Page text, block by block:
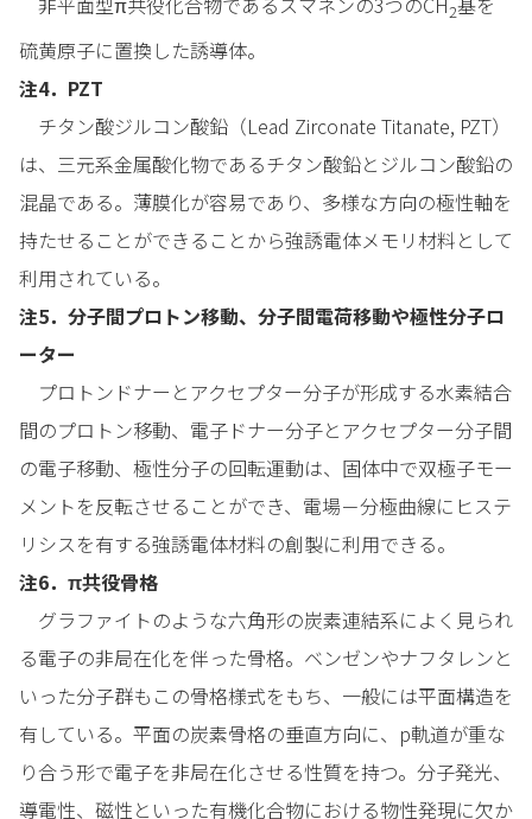
2
硫黄原子に置換した誘導体。
注4．PZT
チタン酸ジルコン酸鉛（Lead Zirconate Titanate, PZT）
は、三元系金属酸化物であるチタン酸鉛とジルコン酸鉛の
混晶である。薄膜化が容易であり、多様な方向の極性軸を
持たせることができることから強誘電体メモリ材料として
利用されている。
注5．分子間プロトン移動、分子間電荷移動や極性分子ロ
ーター
プロトンドナーとアクセプター分子が形成する水素結合
間のプロトン移動、電子ドナー分子とアクセプター分子間
の電子移動、極性分子の回転運動は、固体中で双極子モー
メントを反転させることができ、電場－分極曲線にヒステ
リシスを有する強誘電体材料の創製に利用できる。
注6．π共役骨格
グラファイトのような六角形の炭素連結系によく見られ
る電子の非局在化を伴った骨格。ベンゼンやナフタレンと
いった分子群もこの骨格様式をもち、一般には平面構造を
有している。平面の炭素骨格の垂直方向に、p軌道が重な
り合う形で電子を非局在化させる性質を持つ。分子発光、
導電性、磁性といった有機化合物における物性発現に欠か